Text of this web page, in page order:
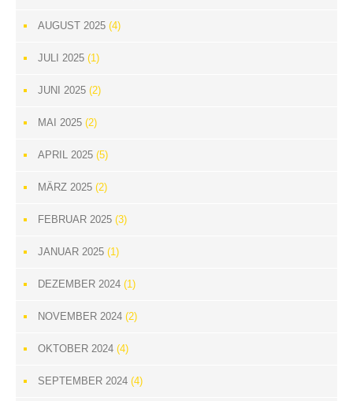
AUGUST 2025 (4)
JULI 2025 (1)
JUNI 2025 (2)
MAI 2025 (2)
APRIL 2025 (5)
MÄRZ 2025 (2)
FEBRUAR 2025 (3)
JANUAR 2025 (1)
DEZEMBER 2024 (1)
NOVEMBER 2024 (2)
OKTOBER 2024 (4)
SEPTEMBER 2024 (4)